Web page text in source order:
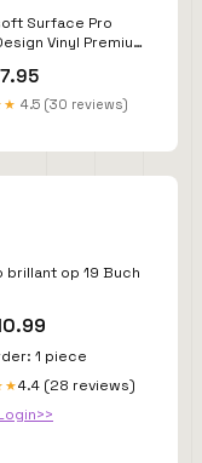
Surface Pro
Vinyl Premium
hideme
4.5 (30 reviews)
brillant op 19 Buch
1 piece
4.4 (28 reviews)